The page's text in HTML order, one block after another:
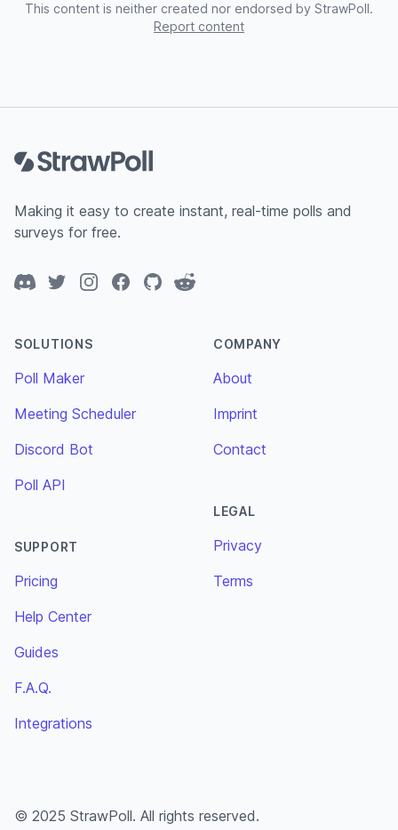
This content is neither created nor endorsed by StrawPoll.
Report content
Making it easy to create instant, real-time polls and
surveys for free.
DiscordTwitterInstagramFacebook
GitHubReddit
SOLUTIONS
Poll Maker
Meeting Scheduler
Discord Bot
Poll API
SUPPORT
Pricing
Help Center
Guides
F.A.Q.
Integrations
COMPANY
About
Imprint
Contact
LEGAL
Privacy
Terms
© 2025 StrawPoll. All rights reserved.